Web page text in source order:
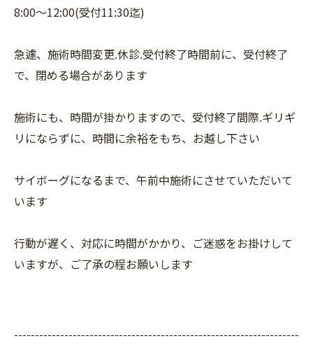
8:00〜12:00(受付11:30迄)
急遽、施術時間変更.休診.受付終了時間前に、受付終了
で、閉める場合があります
施術にも、時間が掛かりますので、受付終了間際.ギリギ
リにならずに、時間に余裕をもち、お越し下さい
サイボーグになるまで、午前中施術にさせていただいて
います
行動が遅く、対応に時間がかかり、ご迷惑をお掛けして
いますが、ご了承の程お願いします
--------------------------------------------------------------------